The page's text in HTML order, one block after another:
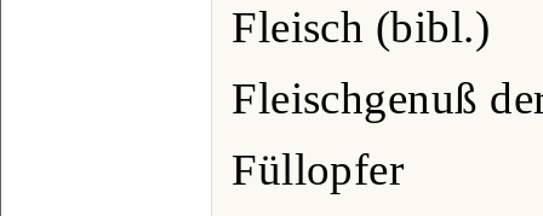
Fleisch (bibl.)
Fleischgenuß
Füllopfer